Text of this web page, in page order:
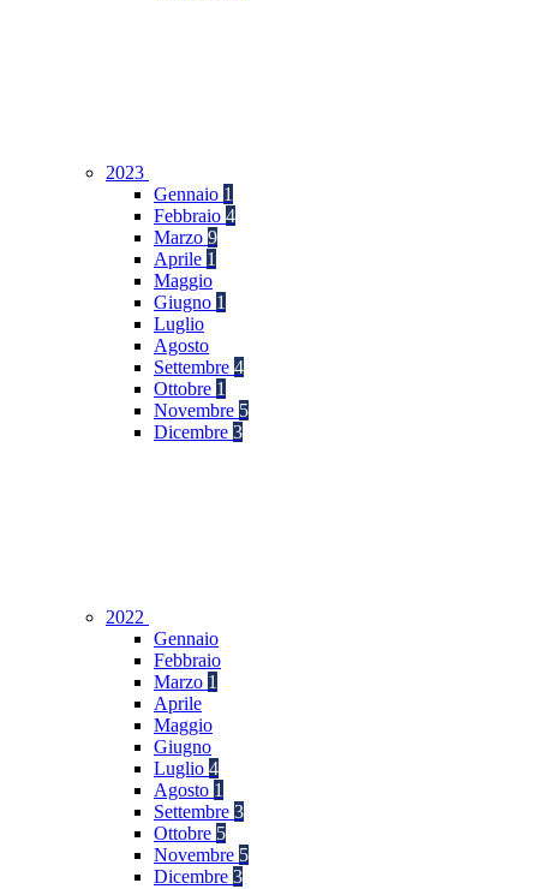
2023
Gennaio 1
Febbraio 4
Marzo 9
Aprile 1
Maggio
Giugno 1
Luglio
Agosto
Settembre 4
Ottobre 1
Novembre 5
Dicembre 3
2022
Gennaio
Febbraio
Marzo 1
Aprile
Maggio
Giugno
Luglio 4
Agosto 1
Settembre 3
Ottobre 5
Novembre 5
Dicembre 3